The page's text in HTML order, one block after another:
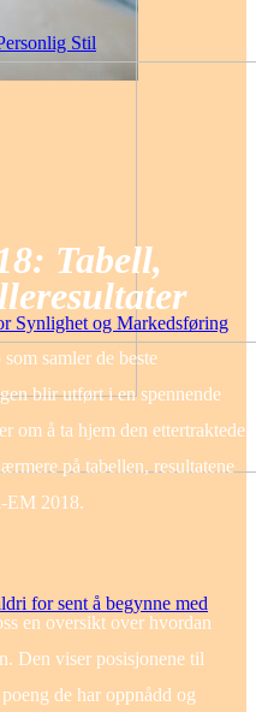
Stil
Synlighet og Markedsføring
for sent å begynne med
Tabell,
samler de beste
blir utført i en spennende
om å ta hjem den ettertraktede
på tabellen, resultatene
EM 2018.
en oversikt over hvordan
Den viser posisjonene til
de har oppnådd og